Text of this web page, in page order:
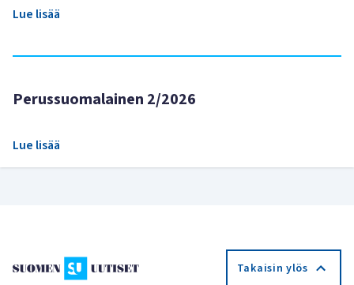
Lue lisää
Perussuomalainen 2/2026
Lue lisää
Takaisin ylös